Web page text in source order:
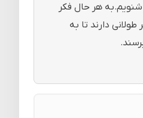
هر حال فکر
دارند تا به